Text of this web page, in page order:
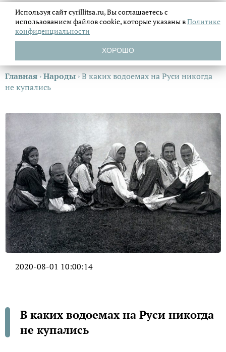
Главная ›Народы ›В каких водоемах на Руси никогда
не купались
2020-08-01 10:00:14
В каких водоемах на Руси никогда
не купались
Используя сайт cyrillitsa.ru, Вы соглашаетесь с
использованием файловcookie, которые указаны вПолитике
конфиденциальности
ХОРОШО